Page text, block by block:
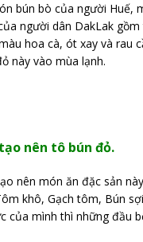
bún bò của người Huế,
người dân DakLak
hoa cà, ót xay và rau
này vào mùa lạnh.
nên tô bún đỏ.
nên món ăn đặc sản
khô, Gạch tôm, Bún
của mình thì những đầu